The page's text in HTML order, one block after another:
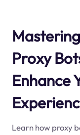
Proxy
Enhance
Learn how proxy